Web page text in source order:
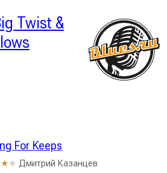
Twist &
For Keeps
★ Дмитрий Казанцев